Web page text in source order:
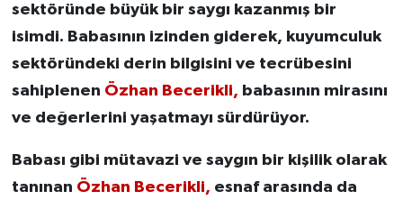
sektöründe büyük bir saygı kazanmış bir
isimdi. Babasının izinden giderek, kuyumculuk
sektöründeki derin bilgisini ve tecrübesini
sahiplenen Özhan Becerikli, babasının mirasını
ve değerlerini yaşatmayı sürdürüyor.
Babası gibi mütavazi ve saygın bir kişilik olarak
tanınan Özhan Becerikli, esnaf arasında da